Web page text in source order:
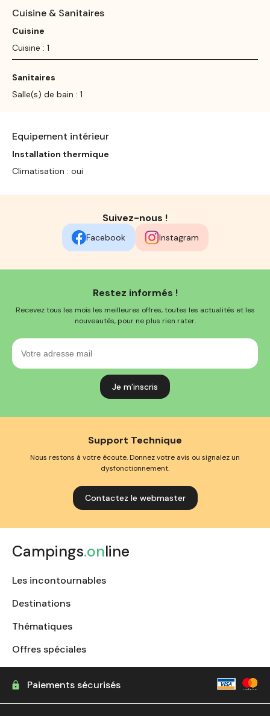
Cuisine & Sanitaires
Cuisine
Cuisine : 1
Sanitaires
Salle(s) de bain : 1
Equipement intérieur
Installation thermique
Climatisation : oui
Suivez-nous !
Facebook Instagram
Restez informés !
Recevez tous les mois les meilleures offres, toutes les actualités et les
nouveautés, pour ne plus rien rater.
Votre
adresse
mail
Support Technique
Nous restons à votre écoute. Donnez votre avis ou signalez un
dysfonctionnement.
Contactez le webmaster
Campings.online
Les incontournables
Destinations
Thématiques
Offres spéciales
Paiements sécurisés